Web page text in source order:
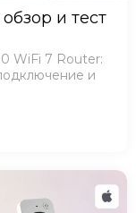
и тест
WiFi 7 Router:
и